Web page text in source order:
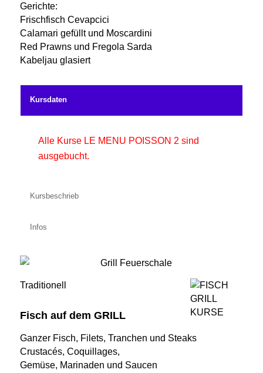
Gerichte:
Frischfisch Cevapcici
Calamari gefüllt und Moscardini
Red Prawns und Fregola Sarda
Kabeljau glasiert
Kursdaten
Alle Kurse LE MENU POISSON 2 sind
ausgebucht.
Kursbeschrieb
Infos
Traditionell
Fisch auf dem GRILL
Ganzer Fisch, Filets, Tranchen und Steaks
Crustacés, Coquillages,
Gemüse, Marinaden und Saucen